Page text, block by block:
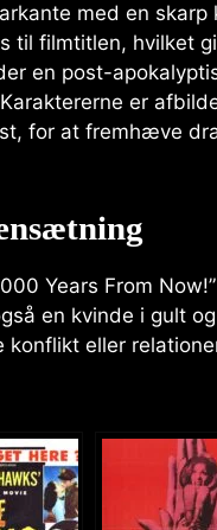
med en
til filmtitlen, hvilket
en post-
er
for at fremhæve
Years From
en kvinde i gult
konflikt eller